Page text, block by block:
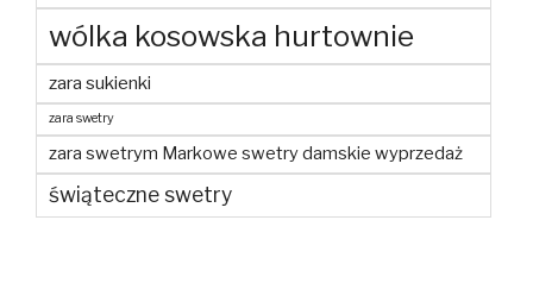
wólka kosowska hurtownie
zara sukienki
zara swetry
zara swetrym Markowe swetry damskie wyprzedaż
świąteczne swetry